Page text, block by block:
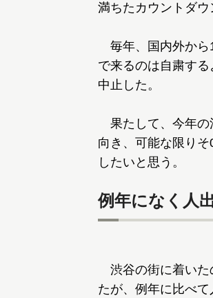
満ちたカウントダウ
毎年、国内外から
で来るのは自粛す
中止した。
果たして、今年の
向き、可能な限り
したいと思う。
例年になく人
渋谷の街に着いた
たが、例年に比べ